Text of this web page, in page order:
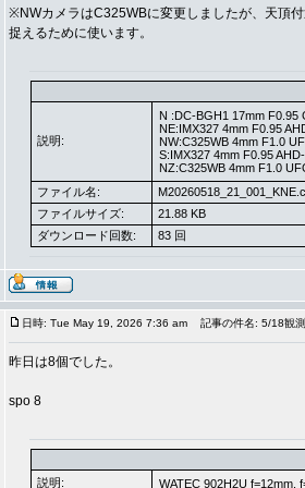
※NWカメラはC325WBに変更しましたが、天頂
捉えるために使います。
説明:
N :DC-BGH1 17mm F0.95
NE:IMX327 4mm F0.95
NW:C325WB 4mm F1.0
S:IMX327 4mm F0.95
NZ:C325WB 4mm F1.0
ファイル名:
ファイルサイズ:
21.88 KB
ダウンロード回数:
83 回
日時: Tue May 19, 2026 7:36 am 記事の件名: 5/18観
昨日は8個でした。
spo 8
説明: WATEC 902H2U f=12mm,